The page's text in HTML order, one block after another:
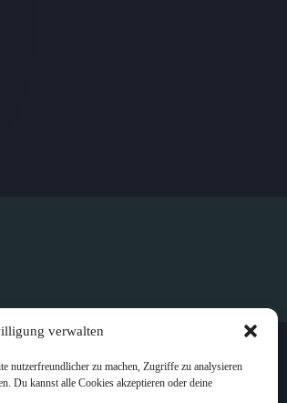
verwalten
nutzerfreundlicher zu machen, Zugriffe zu analysieren
Du kannst alle Cookies akzeptieren oder deine